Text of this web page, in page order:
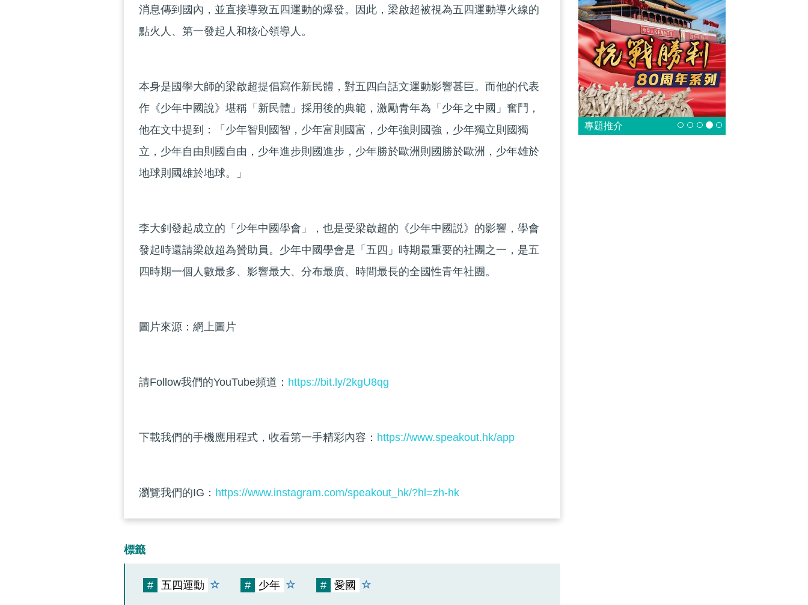
消息傳到國內，並直接導致五四運動的爆發。因此，梁啟超被視為五四運動導火線的
點火人、第一發起人和核心領導人。
本身是國學大師的梁啟超提倡寫作新民體，對五四白話文運動影響甚巨。而他的代表
作《少年中國說》堪稱「新民體」採用後的典範，激勵青年為「少年之中國」奮鬥，
他在文中提到：「少年智則國智，少年富則國富，少年強則國強，少年獨立則國獨
立，少年自由則國自由，少年進步則國進步，少年勝於歐洲則國勝於歐洲，少年雄於
地球則國雄於地球。」
李大釗發起成立的「少年中國學會」，也是受梁啟超的《少年中國説》的影響，學會
發起時還請梁啟超為贊助員。少年中國學會是「五四」時期最重要的社團之一，是五
四時期一個人數最多、影響最大、分布最廣、時間最長的全國性青年社團。
圖片來源：網上圖片
請Follow我們的YouTube頻道： https://bit.ly/2kgU8qg
下載我們的手機應用程式，收看第一手精彩內容： https://www.speakout.hk/app
瀏覽我們的IG： https://www.instagram.com/speakout_hk/?hl=zh-hk
標籤
# 五四運動 # 少年 # 愛國
專題推介